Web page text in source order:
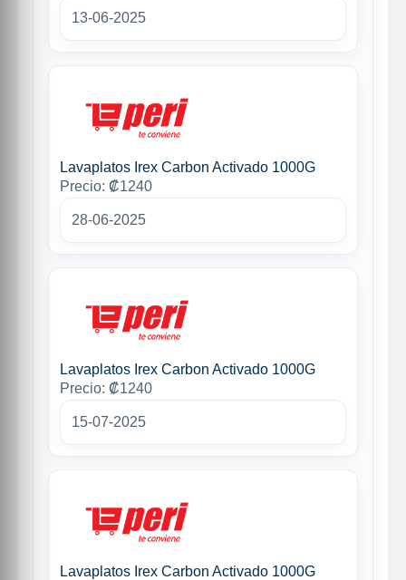
13-06-2025
Lavaplatos Irex Carbon Activado 1000G
Precio: ₡1240
28-06-2025
Lavaplatos Irex Carbon Activado 1000G
Precio: ₡1240
15-07-2025
Lavaplatos Irex Carbon Activado 1000G